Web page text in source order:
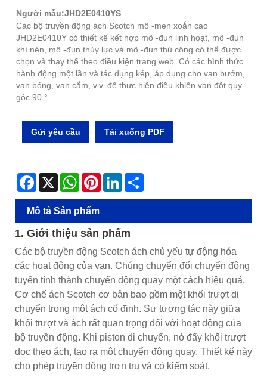
Người mẫu:JHD2E0410YS
Các bộ truyền động ách Scotch mô -men xoắn cao
JHD2E0410Y có thiết kế kết hợp mô -đun linh hoạt, mô -đun
khí nén, mô -đun thủy lực và mô -đun thủ công có thể được
chọn và thay thế theo điều kiện trang web. Có các hình thức
hành động một lần và tác dụng kép, áp dụng cho van bướm,
van bóng, van cắm, v.v. để thực hiện điều khiển van đột quỵ
góc 90 °.
Gửi yêu cầu Tải xuống PDF
Facebook
X WhatsAppPinterestLinkedIn
Mô tả Sản phẩm
1. Giới thiệu sản phẩm
Các bộ truyền động Scotch ách chủ yếu tự động hóa
các hoạt động của van. Chúng chuyển đổi chuyển động
tuyến tính thành chuyển động quay một cách hiệu quả.
Cơ chế ách Scotch cơ bản bao gồm một khối trượt di
chuyển trong một ách cố định. Sự tương tác này giữa
khối trượt và ách rất quan trọng đối với hoạt động của
bộ truyền động. Khi piston di chuyển, nó đẩy khối trượt
dọc theo ách, tạo ra một chuyển động quay. Thiết kế này
cho phép truyền động trơn tru và có kiểm soát.